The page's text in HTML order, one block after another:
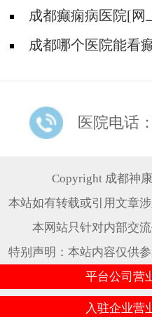
些问题?
成都癫痫病医院[网
成都哪个医院能看
医院电话：
Copyright 成都神
本站如有转载或引用文章
本网站只针对内部交
特别声明：本站内容仅供
平台公司营
入驻企业营